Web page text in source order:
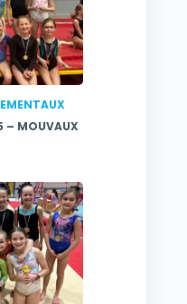
– MOUVAUX